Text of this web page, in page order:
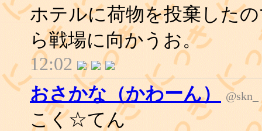
ホテルに荷物を投棄した
ら戦場に向かうお。
12:02
おさかな（かわーん）
@skn_
こく☆てん